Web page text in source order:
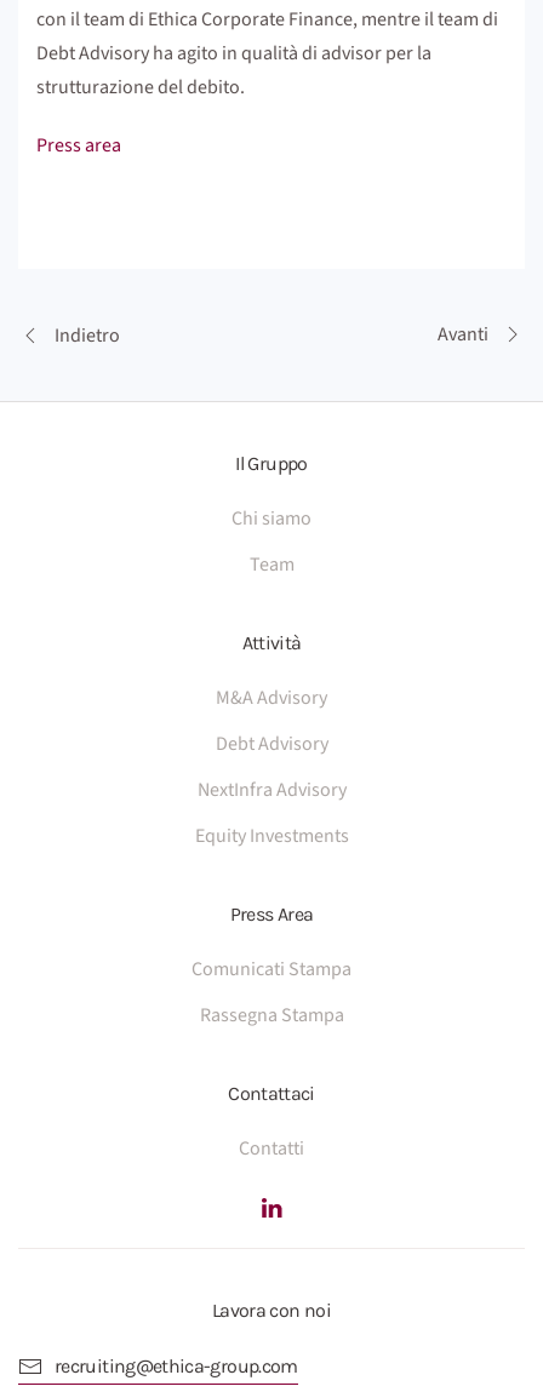
con il team di Ethica Corporate Finance, mentre il team di
Debt Advisory ha agito in qualità di advisor per la
strutturazione del debito.
Press area
Indietro Avanti
Il Gruppo
Chi siamo
Team
Attività
M&A Advisory
Debt Advisory
NextInfra Advisory
Equity Investments
Press Area
Comunicati Stampa
Rassegna Stampa
Contattaci
Contatti
Lavora con noi
recruiting@ethica-group.com